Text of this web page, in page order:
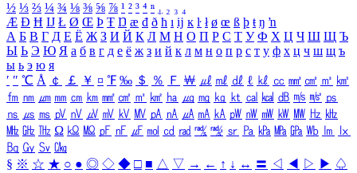
½ ⅓ ⅔ ¼ ¾ ⅛ ⅜ ⅝ ⅞ ¹ ² ³ ⁴ ⁿ ₁ ₂ ₃ ₄
Æ Ð Ħ Ĳ Ł Ø Œ Þ Ŧ Ŋ æ đ ð ħ ı ĳ ĸ ŀ ł ø œ ß þ ŧ ŋ ŉ
А Б В Г Д Е Ё Ж З И Й К Л М Н О П Р С Т У Ф Х Ц Ч Ш Щ Ъ
Ы Ь Э Ю Я а б в г д е ё ж з и й к л м н о п р с т у ф х ц ч ш щ ъ
ы ь э ю я
′ ″ ℃ Å ￠ ￡ ￥ ¤ ℉ ‰ ＄ ％ Ｆ ￦ ㎕ ㎖ ㎗ ℓ ㎘ ㏄ ㎣ ㎤ ㎥ ㎦
㎙ ㎚ ㎛ ㎜ ㎝ ㎞ ㎟ ㎠ ㎡ ㎢ ㏊ ㎍ ㎎ ㎏ ㏏ ㎈ ㎉ ㏈ ㎧ ㎨ ㎰
㎱ ㎲ ㎳ ㎴ ㎵ ㎶ ㎷ ㎸ ㎹ ㎀ ㎁ ㎂ ㎃ ㎄ ㎺ ㎻ ㎽ ㎾ ㎿ ㎐ ㎑
㎒ ㎓ ㎔ Ω ㏀ ㏁ ㎊ ㎋ ㎌ ㏖ ㏅ ㎭ ㎮ ㎯ ㏛ ㎩ ㎪ ㎫ ㎬ ㏝ ㏐
㏓
㏃ ㏉ ㏜ ㏆
§ ※ ☆ ★ ○ ● ◎ ◇ ◆ □ ■ △ ▽ → ← ↑ ↓ ↔ 〓 ◁ ◀ ▷ ▶ ♤